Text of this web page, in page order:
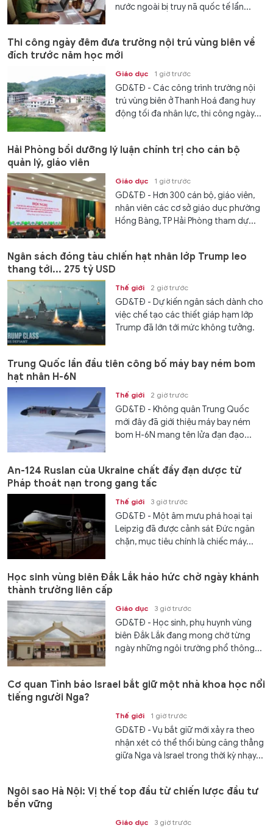
nước ngoài bị truy nã quốc tế lẩn...
Thi công ngày đêm đưa trường nội trú vùng biên về
đích trước năm học mới
Giáo dục 1 giờ trước
GD&TĐ - Các công trình trường nội
trú vùng biên ở Thanh Hoá đang huy
động tối đa nhân lực, thi công ngày...
Hải Phòng bồi dưỡng lý luận chính trị cho cán bộ
quản lý, giáo viên
Giáo dục 1 giờ trước
GD&TĐ - Hơn 300 cán bộ, giáo viên,
nhân viên các cơ sở giáo dục phường
Hồng Bàng, TP Hải Phòng tham dự...
Ngân sách đóng tàu chiến hạt nhân lớp Trump leo
thang tới... 275 tỷ USD
Thế giới 2 giờ trước
GD&TĐ - Dự kiến ngân sách dành cho
việc chế tạo các thiết giáp hạm lớp
Trump đã lớn tới mức không tưởng.
Trung Quốc lần đầu tiên công bố máy bay ném bom
hạt nhân H-6N
Thế giới 2 giờ trước
GD&TĐ - Không quân Trung Quốc
mới đây đã giới thiệu máy bay ném
bom H-6N mang tên lửa đạn đạo...
An-124 Ruslan của Ukraine chất đầy đạn dược từ
Pháp thoát nạn trong gang tấc
Thế giới 3 giờ trước
GD&TĐ - Một âm mưu phá hoại tại
Leipzig đã được cảnh sát Đức ngăn
chặn, mục tiêu chính là chiếc máy...
Học sinh vùng biên Đắk Lắk háo hức chờ ngày khánh
thành trường liên cấp
Giáo dục 3 giờ trước
GD&TĐ - Học sinh, phụ huynh vùng
biên Đắk Lắk đang mong chờ từng
ngày những ngôi trường phổ thông...
Cơ quan Tình báo Israel bắt giữ một nhà khoa học nổi
tiếng người Nga?
Thế giới 1 giờ trước
GD&TĐ - Vụ bắt giữ mới xảy ra theo
nhận xét có thể thổi bùng căng thẳng
giữa Nga và Israel trong thời kỳ nhạy...
Ngôi sao Hà Nội: Vị thế top đầu từ chiến lược đầu tư
bền vững
Giáo dục 3 giờ trước